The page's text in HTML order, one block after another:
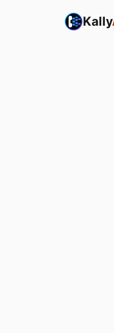
Kally